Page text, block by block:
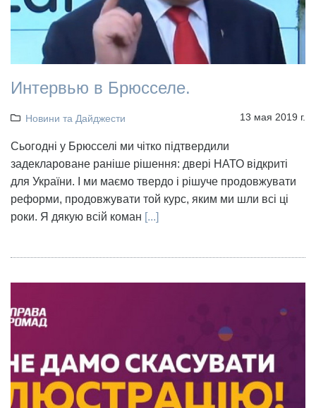
Интервью в Брюсселе.
Новини та Дайджести 13 мая 2019 г.
Сьогодні у Брюсселі ми чітко підтвердили
задеклароване раніше рішення: двері НАТО відкриті
для України. І ми маємо твердо і рішуче продовжувати
реформи, продовжувати той курс, яким ми шли всі ці
роки. Я дякую всій коман [...]